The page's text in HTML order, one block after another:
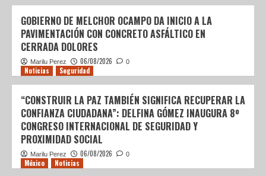
GOBIERNO DE MELCHOR OCAMPO DA INICIO A LA
PAVIMENTACIÓN CON CONCRETO ASFÁLTICO EN
CERRADA DOLORES
Marilu Perez 06/08/2026 0
Noticias Seguridad
“CONSTRUIR LA PAZ TAMBIÉN SIGNIFICA RECUPERAR LA
CONFIANZA CIUDADANA”: DELFINA GÓMEZ INAUGURA 8º
CONGRESO INTERNACIONAL DE SEGURIDAD Y
PROXIMIDAD SOCIAL
Marilu Perez 06/08/2026 0
México Noticias